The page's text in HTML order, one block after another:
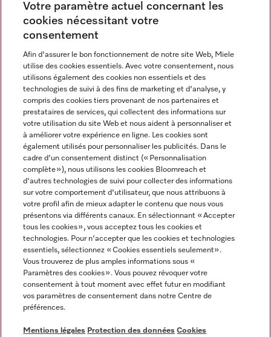
Newsletter
Langue
FRANÇAIS
Mentions légales
CGV
Protection des données
Miele sur Youtube
Votre paramètre actuel concernant les
cookies nécessitant votre
consentement
Afin d'assurer le bon fonctionnement de notre site Web, Miele
utilise des cookies essentiels. Avec votre consentement, nous
utilisons également des cookies non essentiels et des
technologies de suivi à des fins de marketing et d'analyse, y
compris des cookies tiers provenant de nos partenaires et
prestataires de services, qui collectent des informations sur
votre utilisation du site Web et nous aident à personnaliser et
à améliorer votre expérience en ligne. Les cookies sont
également utilisés pour personnaliser les publicités. Dans le
cadre d'un consentement distinct (« Personnalisation
complète »), nous utilisons les cookies Bloomreach et
d'autres technologies de suivi pour collecter des informations
sur votre comportement d'utilisateur, que nous attribuons à
votre profil afin de mieux adapter le contenu que nous vous
présentons via différents canaux. En sélectionnant « Accepter
tous les cookies », vous acceptez tous les cookies et
technologies. Pour n'accepter que les cookies et technologies
essentiels, sélectionnez « Cookies essentiels seulement».
Vous trouverez de plus amples informations sous «
Paramètres des cookies ». Vous pouvez révoquer votre
consentement à tout moment avec effet futur en modifiant
vos paramètres de consentement dans notre Centre de
préférences.
Mentions légales Protection des données Cookies